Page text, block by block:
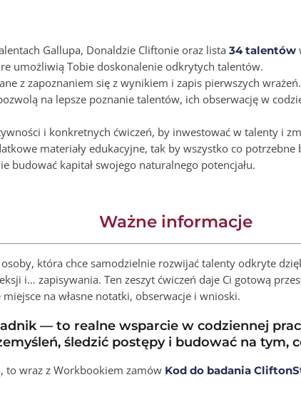
Gallupa, Donaldzie Cliftonie oraz lista34 talentów
umożliwią Tobie doskonalenie odkrytych talentów.
z zapoznaniem się z wynikiem i zapis pierwszych wrażeń.
na lepsze poznanie talentów, ich obserwację w
i konkretnych ćwiczeń, by inwestować w talenty i
materiały edukacyjne, tak by wszystko co potrzebne
budować kapitał swojego naturalnego potencjału.
Ważne informacje
która chce samodzielnie rozwijać talenty odkryte
i… zapisywania. Ten zeszyt ćwiczeń daje Ci gotową
na własne notatki, obserwacje i wnioski.
— to realne wsparcie w codziennej
śledzić postępy i budować na tym,
to wraz z Workbookiem zamów Kod do badania